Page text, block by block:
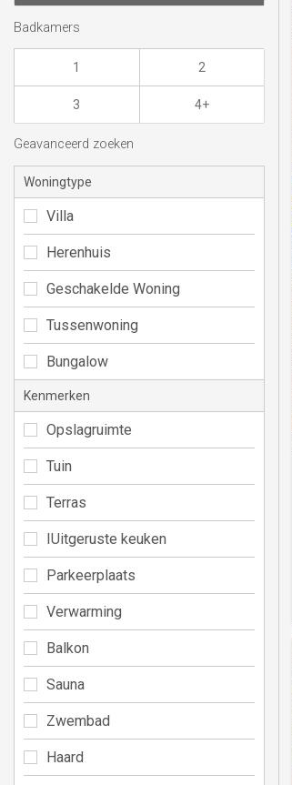
Badkamers
1 2
3 4+
Geavanceerd zoeken
Woningtype
Villa
Herenhuis
Geschakelde Woning
Tussenwoning
Bungalow
Kenmerken
Opslagruimte
Tuin
Terras
IUitgeruste keuken
Parkeerplaats
Verwarming
Balkon
Sauna
Zwembad
Haard